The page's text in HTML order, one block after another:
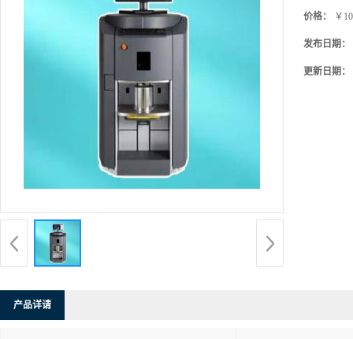
价格： ￥
发布日期：
更新日期：
产品详请